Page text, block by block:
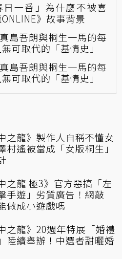
日一番」為什麼不被喜
》故事背景
島吾朗與桐生一馬的每
可取代的「基情史」
島吾朗與桐生一馬的每
可取代的「基情史」
之龍》製作人自稱不懂女
村遙被當成「女版桐生」
之龍 極3》官方惡搞「左
手遊」劣質廣告！網敲
做成小遊戲嗎
之龍》20週年特展「婚禮
陸續舉辦！中選者甜曬婚